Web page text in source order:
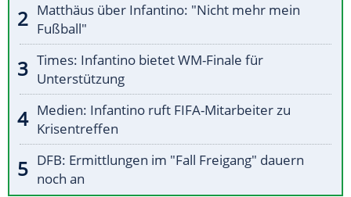
Matthäus über Infantino: "Nicht mehr mein
Fußball"
Times: Infantino bietet WM-Finale für
Unterstützung
Medien: Infantino ruft FIFA-Mitarbeiter zu
Krisentreffen
DFB: Ermittlungen im "Fall Freigang" dauern
noch an